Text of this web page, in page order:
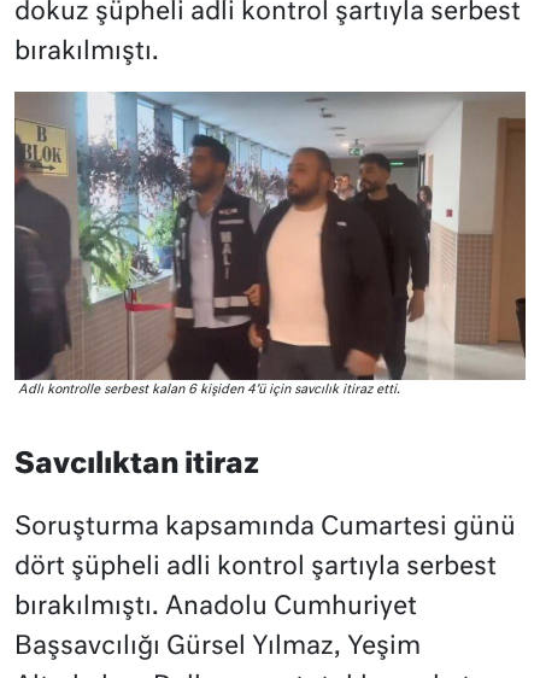
dokuz şüpheli adli kontrol şartıyla serbest
bırakılmıştı.
Adlı kontrolle serbest kalan 6 kişiden 4’ü için savcılık itiraz etti.
Savcılıktan itiraz
Soruşturma kapsamında Cumartesi günü
dört şüpheli adli kontrol şartıyla serbest
bırakılmıştı. Anadolu Cumhuriyet
Başsavcılığı Gürsel Yılmaz, Yeşim